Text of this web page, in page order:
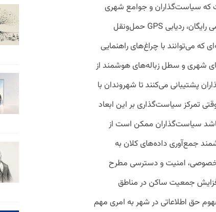
سیاست‌گذاران و جوامع شهری
اغلب به آن می‌پردازند. فناوری‌هایی نظیر وای‌فای عمومی رایگان، ردیابی GPS حمل‌ونقل
که می‌توانند با چراغ‌های راهنمایی
شهری و سطل زباله‌های هوشمند از
پشتیبانی می‌کنند تا شهروندان با
تمرکز سیاست‌گذاری بر این ابعاد
باشد سیاست‌گذاران ممکن است از
جمع‌آوری داده‌های کلان به
خصوصی، امنیت و دسترسی مطرح
جمعیت ساکن در مناطق
حق اطلاعاتی در شهر به امری مهم